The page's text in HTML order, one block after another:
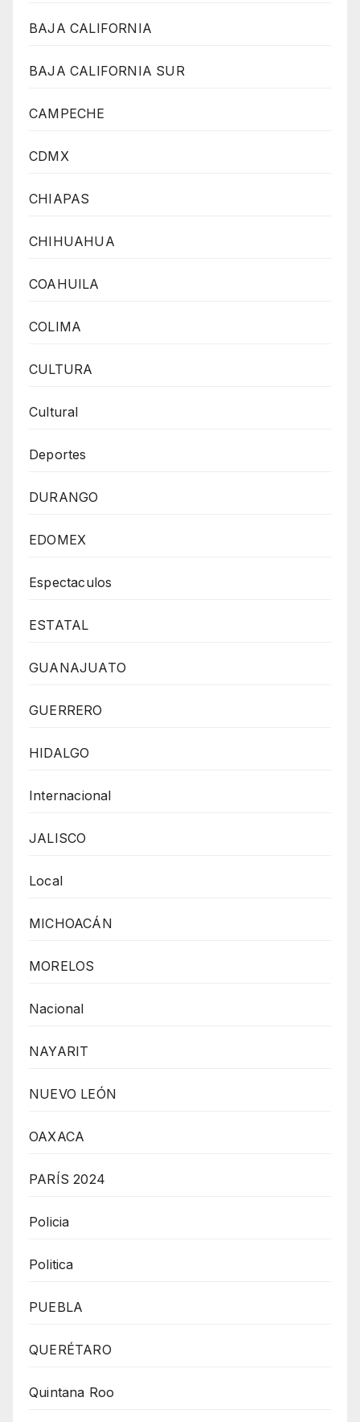
BAJA CALIFORNIA
BAJA CALIFORNIA SUR
CAMPECHE
CDMX
CHIAPAS
CHIHUAHUA
COAHUILA
COLIMA
CULTURA
Cultural
Deportes
DURANGO
EDOMEX
Espectaculos
ESTATAL
GUANAJUATO
GUERRERO
HIDALGO
Internacional
JALISCO
Local
MICHOACÁN
MORELOS
Nacional
NAYARIT
NUEVO LEÓN
OAXACA
PARÍS 2024
Policia
Politica
PUEBLA
QUERÉTARO
Quintana Roo